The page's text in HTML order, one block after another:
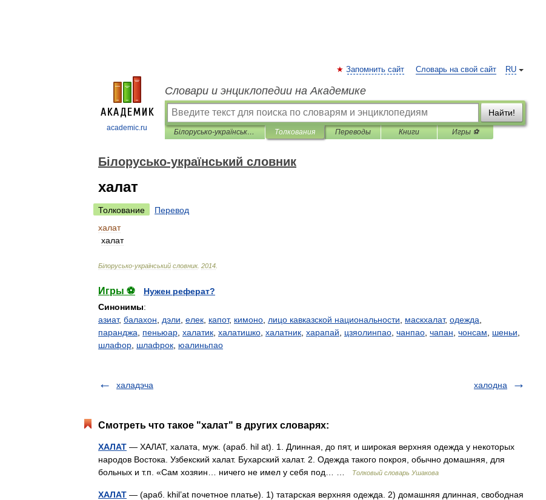
academic.ru
RU
Запомнить сайт Словарь на свой сайт
Словари и энциклопедии на Академике
Найти!
Білорусько-український словник Толкования Переводы Книги Игры ⚽
Білорусько-український словник
халат
Толкование
Перевод
халат
халат
Білорусько-український словник. 2014
Игры ⚽
Нужен реферат?
Синонимы:
азиат, балахон дэли елек капот, кимоно лицо кавказской национальности маскхалат, одежда
паранджа
пеньюар халатик халатишко халатник харапай цзяолинпао чанпао чапан чонсам шеньи
шлафор шлафрок юалиньпао
халадэча халодна
Смотреть что такое "халат" в других словарях:
ХАЛАТ — ХАЛАТ, халата, муж. (араб. hil at). 1. Длинная, до пят, и широкая верхняя одежда у некоторых
народов Востока. Узбекский халат. Бухарский халат. 2. Одежда такого покроя, обычно домашняя, для
больных и т.п. «Сам хозяин… ничего не имел у себя под… …
Толковый словарь Ушакова
ХАЛАТ — (араб. khil’at почетное платье). 1) татарская верхняя одежда. 2) домашняя длинная, свободная